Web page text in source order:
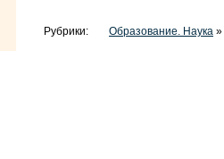
Рубрики: Образование. Наука »